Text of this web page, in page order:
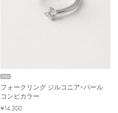
フォークリング ジルコニア×パール
コンビカラー
¥14,300